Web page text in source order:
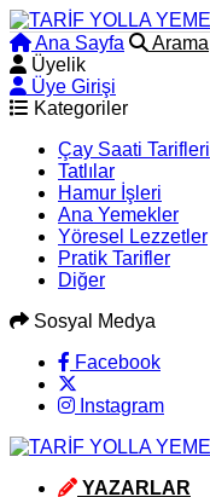
Ana Sayfa Arama
Üyelik
Üye Girişi
Kategoriler
Çay Saati Tarifleri
Tatlılar
Hamur İşleri
Ana Yemekler
Yöresel Lezzetler
Pratik Tarifler
Diğer
Sosyal Medya
Facebook
Instagram
YAZARLAR